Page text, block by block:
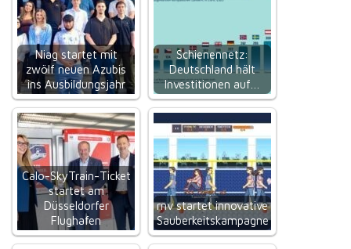
Niag startet mit
zwölf neuen Azubis
ins Ausbildungsjahr
Schienennetz:
Deutschland hält
Investitionen auf…
Calo-SkyTrain-Ticket
startet am
Düsseldorfer
Flughafen
rnv startet innovative
Sauberkeitskampagne